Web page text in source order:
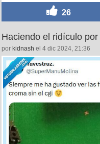
26
Haciendo el ridículo
por kidnash el 4 dic 2024, 21:36